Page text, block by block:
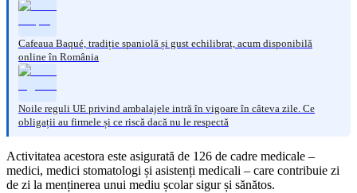
Cafeaua Baqué, tradiție spaniolă și gust echilibrat, acum disponibilă
online în România
Noile reguli UE privind ambalajele intră în vigoare în câteva zile. Ce
obligații au firmele și ce riscă dacă nu le respectă
Activitatea acestora este asigurată de 126 de cadre medicale –
medici, medici stomatologi și asistenți medicali – care contribuie zi
de zi la menținerea unui mediu școlar sigur și sănătos.